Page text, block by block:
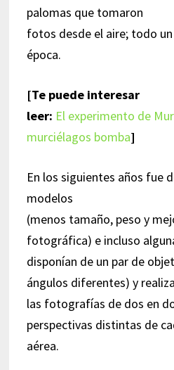
palomas que tomaron
fotos desde el aire; todo
época.
[Te puede interesar
leer: El experimento de
murciélagos bomba]
En los siguientes años fue
modelos
(menos tamaño, peso y
fotográfica) e incluso
disponían de un par de
ángulos diferentes) y
las fotografías de dos en
perspectivas distintas de
aérea.